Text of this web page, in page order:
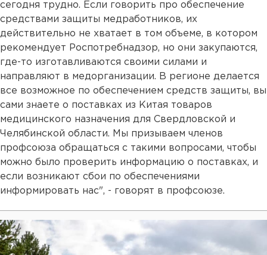
сегодня трудно. Если говорить про обеспечение
средствами защиты медработников, их
действительно не хватает в том объеме, в котором
рекомендует Роспотребнадзор, но они закупаются,
где-то изготавливаются своими силами и
направляют в медорганизации. В регионе делается
все возможное по обеспечением средств защиты, вы
сами знаете о поставках из Китая товаров
медицинского назначения для Свердловской и
Челябинской области. Мы призываем членов
профсоюза обращаться с такими вопросами, чтобы
можно было проверить информацию о поставках, и
если возникают сбои по обеспечениями
информировать нас", - говорят в профсоюзе.